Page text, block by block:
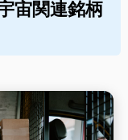
宙関連銘柄